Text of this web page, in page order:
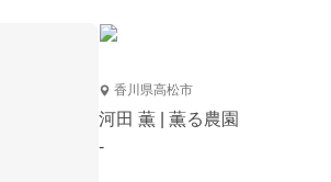
香川県高松市
河田 薫 | 薫る農園
-